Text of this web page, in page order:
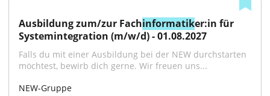
Ausbildung zum/zur Fachinformatiker:in für
Systemintegration (m/w/d) - 01.08.2027
Falls du mit einer Ausbildung bei der NEW durchstarten
möchtest, bewirb dich gerne. Wir freuen uns...
NEW-Gruppe